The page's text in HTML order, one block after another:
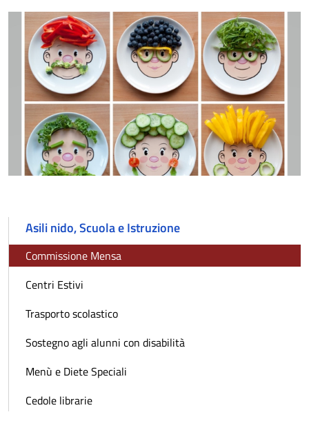
Asili nido, Scuola e Istruzione
Commissione Mensa
Centri Estivi
Trasporto scolastico
Sostegno agli alunni con disabilità
Menù e Diete Speciali
Cedole librarie